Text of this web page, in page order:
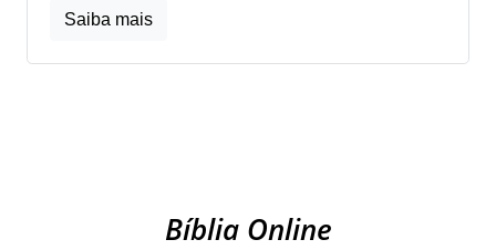
Saiba mais
Bíblia Online